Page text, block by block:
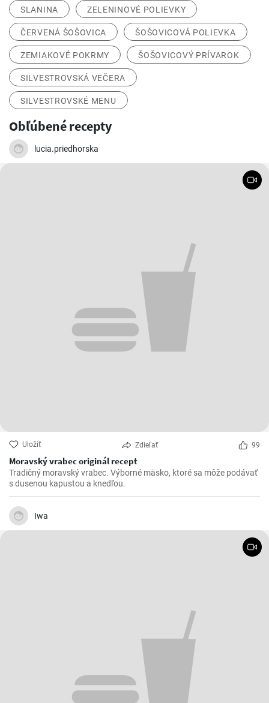
SLANINA ZELENINOVÉ POLIEVKY
ČERVENÁ ŠOŠOVICA ŠOŠOVICOVÁ POLIEVKA
ZEMIAKOVÉ POKRMY ŠOŠOVICOVÝ PRÍVAROK
SILVESTROVSKÁ VEČERA
SILVESTROVSKÉ MENU
Obľúbené recepty
lucia.priedhorska
Uložiť Zdieľať 99
Moravský vrabec originál recept
Tradičný moravský vrabec. Výborné mäsko, ktoré sa môže podávať
s dusenou kapustou a knedľou.
Iwa